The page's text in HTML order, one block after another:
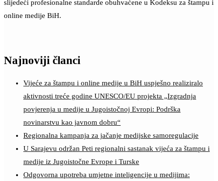
slijedeći profesionalne standarde obuhvaćene u Kodeksu za štampu i
online medije BiH.
Najnoviji članci
Vijeće za štampu i online medije u BiH uspješno realiziralo
aktivnosti treće godine UNESCO/EU projekta „Izgradnja
povjerenja u medije u Jugoistočnoj Evropi: Podrška
novinarstvu kao javnom dobru“
Regionalna kampanja za jačanje medijske samoregulacije
U Sarajevu održan Peti regionalni sastanak vijeća za štampu i
medije iz Jugoistočne Evrope i Turske
Odgovorna upotreba umjetne inteligencije u medijima: